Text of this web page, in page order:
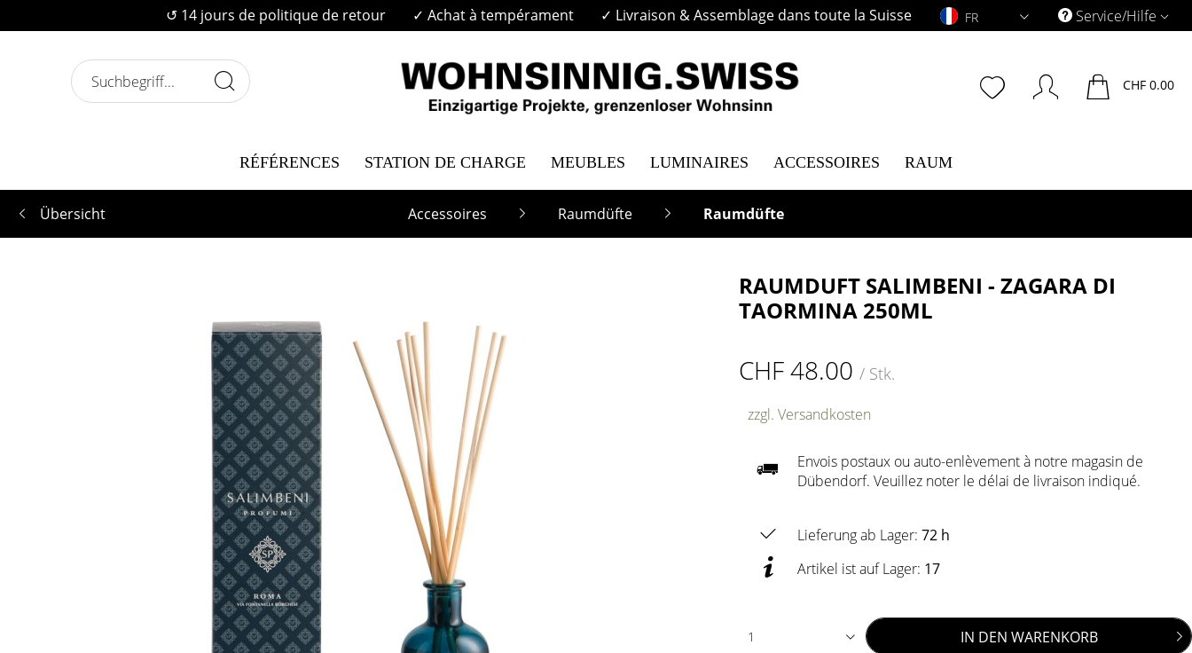
↺ 14 jours de politique de retour ✓ Achat à tempérament ✓ Livraison & Assemblage dans toute la Suisse FR Service/Hilfe
CHF 0.00
RÉFÉRENCES STATION DE CHARGE MEUBLES LUMINAIRES ACCESSOIRES RAUM
Übersicht Accessoires Raumdüfte Raumdüfte
RAUMDUFT SALIMBENI - ZAGARA DI
TAORMINA 250ML
CHF 48.00/ Stk.
zzgl. Versandkosten
Envois postaux ou auto-enlèvement à notre magasin de
Dübendorf. Veuillez noter le délai de livraison indiqué.
Lieferung ab Lager:72 h
Artikel ist auf Lager: 17
1 IN DEN WARENKORB